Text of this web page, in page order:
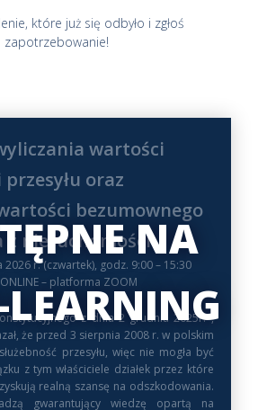
które już się odbyło i zgłoś
zapotrzebowanie!
NA
wartości
przesyłu oraz
bezumownego
z nieruchomości
2026 r. (czwartek), godz. 9:00 – 15:30
– platforma ZOOM
z dnia 2 grudnia 2025r. ,
że przed 3 sierpnia 2008 r. w polskim
przesyłu, więc nie mogła być
z tym właściciele działek przez które
realną szansę na odszkodowania.
gwarantujący wiedzę opartą na